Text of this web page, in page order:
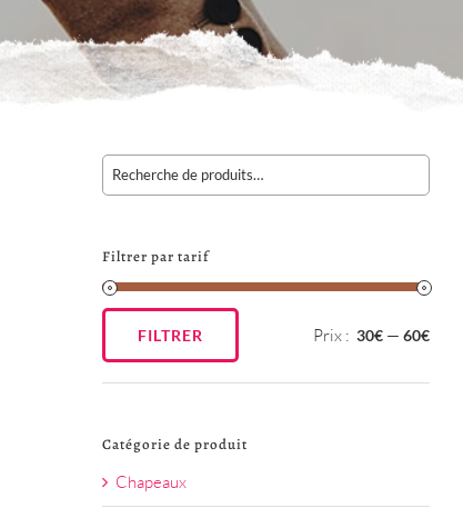
Filtrer par tarif
min
max
FILTRER Prix : 30€ — 60€
Catégorie de produit
Chapeaux